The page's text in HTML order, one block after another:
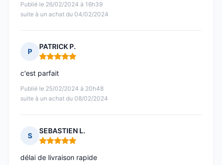
Publié le 26/02/2024 à 16h39
suite à un achat du 04/02/2024
P
PATRICK P.
Note : 5 sur 5
Publié le 25/02/2024 à 20h48
suite à un achat du 08/02/2024
c'est parfait
S
SEBASTIEN L.
Note : 5 sur 5
délai de livraison rapide